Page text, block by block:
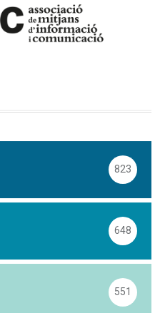
823
648
551